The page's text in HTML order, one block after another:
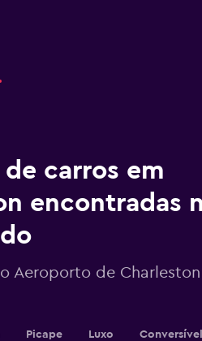
carros em
encontradas
Aeroporto de Charleston
Picape Luxo Conversível